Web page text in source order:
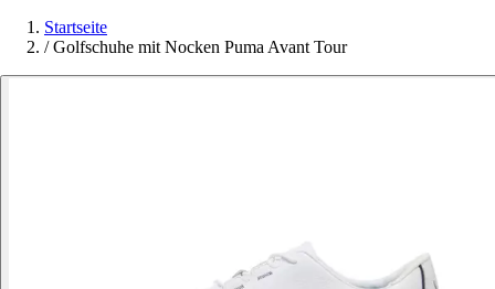
Startseite
/ Golfschuhe mit Nocken Puma Avant Tour